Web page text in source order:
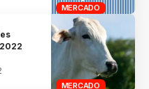
MERCADO
MERCADO